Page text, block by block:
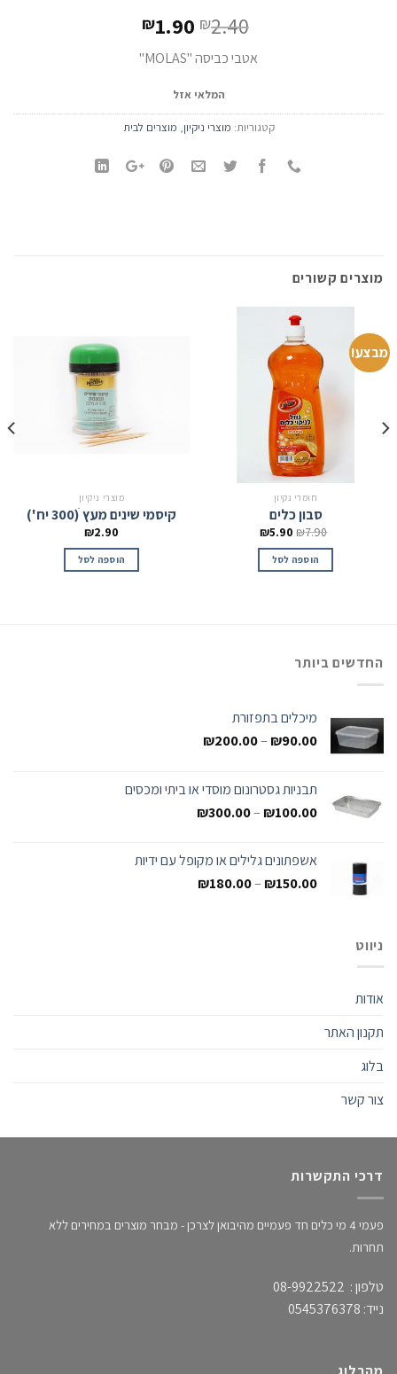
₪2.40
₪1.90
אטבי כביסה "MOLAS"
המלאי אזל
קטגוריות: מוצרי ניקיון, מוצרים לבית
מוצרים קשורים
מבצע!
חומרי נקיון
סבון כלים
₪7.90
₪5.90
הוספה לסל
מוצרי ניקיון
קיסמי שינים מעץ ׁ(300 יח')
₪2.90
הוספה לסל
החדשים ביותר
מיכלים בתפזורת
₪90.00
–
₪200.00
תבניות גסטרונום מוסדי או ביתי ומכסים
₪100.00
–
₪300.00
אשפתונים גלילים או מקופל עם ידיות
₪150.00
–
₪180.00
ניווט
אודות
תקנון האתר
בלוג
צור קשר
דרכי התקשרות
פעמי 4 מי כלים חד פעמיים מהיבואן לצרכן - מבחר מוצרים במחירים ללא
תחרות.
טלפון : 08-9922522
נייד: 0545376378